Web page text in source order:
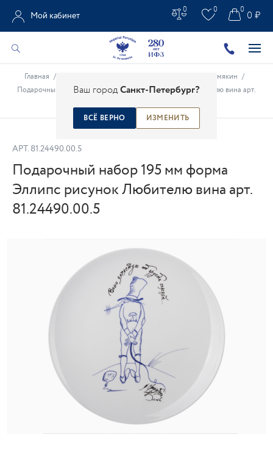
Ваш городСанкт-Петербург?
ВСЁ ВЕРНО ИЗМЕНИТЬ
Мой кабинет
0 0 0 ₽
0
Главная / Михаил Шемякин /
Подарочный набор 195 мм форма Эллипс рисунок Любителю вина арт.
АРТ. 81.24490.00.5
Подарочный набор 195 мм форма
Эллипс рисунок Любителю вина арт.
81.24490.00.5